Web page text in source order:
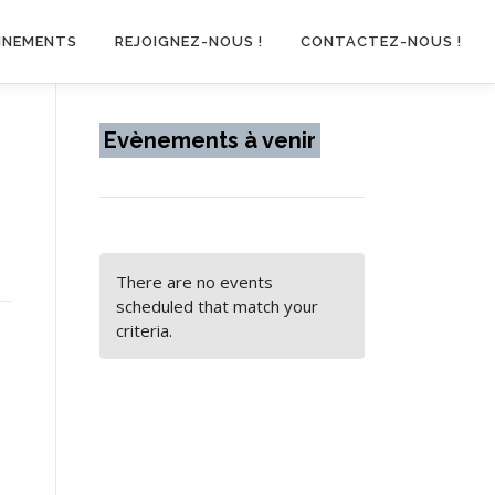
REJOIGNEZ-NOUS ! CONTACTEZ-NOUS !
Evènements à venir
There are no events
scheduled that match your
criteria.